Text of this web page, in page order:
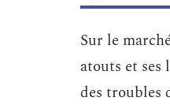
Sur le
atouts et ses
des troubles